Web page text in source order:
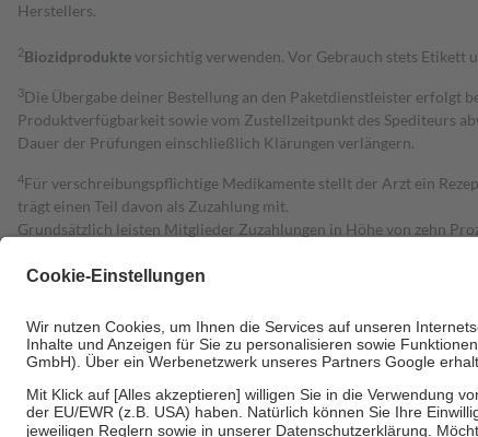
Herstellers.
2Biozidproduktevorsichtig verwenden. Vor Gebrauch stets Etikett
3Die Übergabe deiner Bestellung an den Paketdienstleister erfolgt
Produktverfügbarkeit sowie vom Zustellzeitpunkt des Spediteurs
Dauer der Prüfungen einschließlich Klärungen verlängern.
4Für verschreibungspflichtige Medikamente stellt der Arzt ein
trägt einen Teil davon als Zuzahlung mit.
Grundsätzlich leisten Mitglieder Zuzahlungen in Höhe von zehn
Diese Regeln gelten grundsätzlich auch für Online-Apotheken.
Um das Engagement der Versicherten für ihre eigene Gesundheit
• Kindern und Jugendlichen bis zum vollendeten 18. Lebensjahr
• Untersuchungen zur Vorsorge und Früherkennung, die von der
• empfohlenen Schutzimpfungen
• Harn- und Blutteststreifen